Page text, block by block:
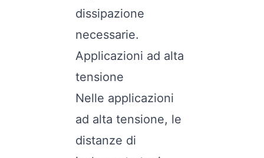
dissipazione
necessarie.
Applicazioni ad alta
tensione
Nelle applicazioni
ad alta tensione, le
distanze di